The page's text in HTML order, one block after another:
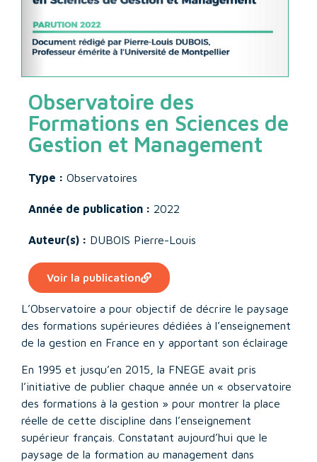
Observatoire des
Formations en Sciences de
Gestion et Management
Type : Observatoires
Année de publication : 2022
Auteur(s) : DUBOIS Pierre-Louis
Voir la publication
L’Observatoire a pour objectif de décrire le paysage
des formations supérieures dédiées à l’enseignement
de la gestion en France en y apportant son éclairage
En 1995 et jusqu’en 2015, la FNEGE avait pris
l’initiative de publier chaque année un « observatoire
des formations à la gestion » pour montrer la place
réelle de cette discipline dans l’enseignement
supérieur français. Constatant aujourd’hui que le
paysage de la formation au management dans